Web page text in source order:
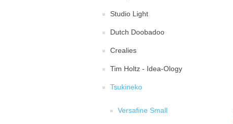
Studio Light
Dutch Doobadoo
Crealies
Tim Holtz - Idea-Ology
Tsukineko
Versafine Small